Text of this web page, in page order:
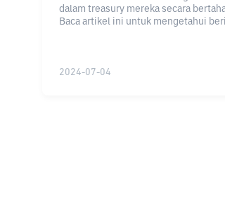
dalam treasury mereka secara
Baca artikel ini untuk mengetahui
2024-07-04